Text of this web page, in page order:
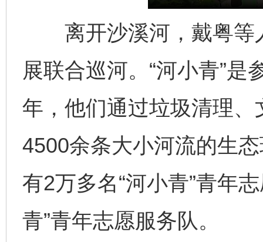
离开沙溪河，戴粤等
展联合巡河。“河小青”
年，他们通过垃圾清理
4500余条大小河流的生
有2万多名“河小青”青年
青”青年志愿服务队。